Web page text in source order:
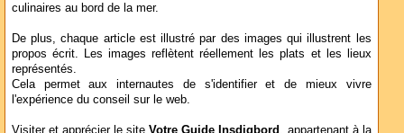
culinaires au bord de la mer.
De plus, chaque article est illustré par des images qui illustrent les
propos écrit. Les images reflètent réellement les plats et les lieux
représentés.
Cela permet aux internautes de s'identifier et de mieux vivre
l'expérience du conseil sur le web.
Visiter et apprécier le siteVotre Guide Insdigbord , appartenant à la